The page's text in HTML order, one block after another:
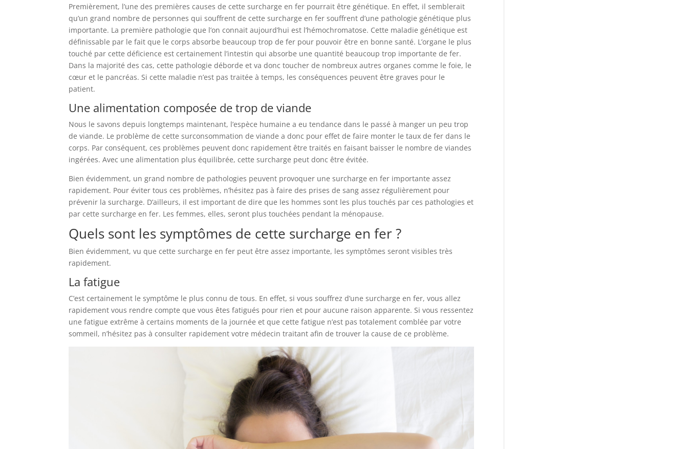
Premièrement, l’une des premières causes de cette surcharge en fer pourrait être génétique. En effet, il semblerait
qu’un grand nombre de personnes qui souffrent de cette surcharge en fer souffrent d’une pathologie génétique plus
importante. La première pathologie que l’on connait aujourd’hui est l’hémochromatose. Cette maladie génétique est
définissable par le fait que le corps absorbe beaucoup trop de fer pour pouvoir être en bonne santé. L’organe le plus
touché par cette déficience est certainement l’intestin qui absorbe une quantité beaucoup trop importante de fer.
Dans la majorité des cas, cette pathologie déborde et va donc toucher de nombreux autres organes comme le foie, le
cœur et le pancréas. Si cette maladie n’est pas traitée à temps, les conséquences peuvent être graves pour le
patient.
Une alimentation composée de trop de viande
Nous le savons depuis longtemps maintenant, l’espèce humaine a eu tendance dans le passé à manger un peu trop
de viande. Le problème de cette surconsommation de viande a donc pour effet de faire monter le taux de fer dans le
corps. Par conséquent, ces problèmes peuvent donc rapidement être traités en faisant baisser le nombre de viandes
ingérées. Avec une alimentation plus équilibrée, cette surcharge peut donc être évitée.
Bien évidemment, un grand nombre de pathologies peuvent provoquer une surcharge en fer importante assez
rapidement. Pour éviter tous ces problèmes, n’hésitez pas à faire des prises de sang assez régulièrement pour
prévenir la surcharge. D’ailleurs, il est important de dire que les hommes sont les plus touchés par ces pathologies et
par cette surcharge en fer. Les femmes, elles, seront plus touchées pendant la ménopause.
Quels sont les symptômes de cette surcharge en fer ?
Bien évidemment, vu que cette surcharge en fer peut être assez importante, les symptômes seront visibles très
rapidement.
La fatigue
C’est certainement le symptôme le plus connu de tous. En effet, si vous souffrez d’une surcharge en fer, vous allez
rapidement vous rendre compte que vous êtes fatigués pour rien et pour aucune raison apparente. Si vous ressentez
une fatigue extrême à certains moments de la journée et que cette fatigue n’est pas totalement comblée par votre
sommeil, n’hésitez pas à consulter rapidement votre médecin traitant afin de trouver la cause de ce problème.